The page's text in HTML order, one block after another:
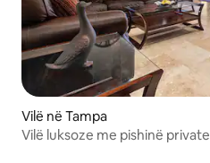
Vilë në Tampa
Vilë luksoze me pishinë private